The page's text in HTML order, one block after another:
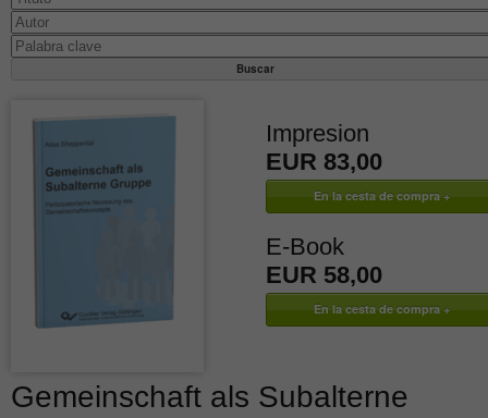
Impresion
EUR 83,00
E-Book
EUR 58,00
Gemeinschaft als Subalterne